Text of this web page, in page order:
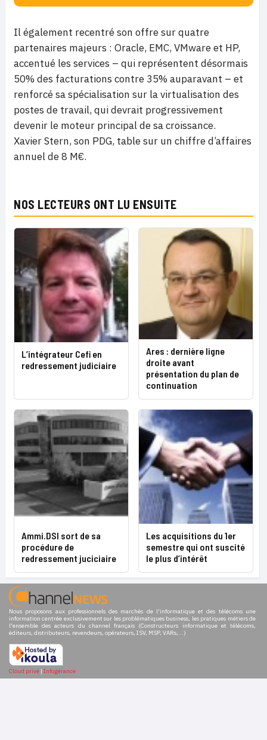
Il également recentré son offre sur quatre
partenaires majeurs : Oracle, EMC, VMware et HP,
accentué les services – qui représentent désormais
50% des facturations contre 35% auparavant – et
renforcé sa spécialisation sur la virtualisation des
postes de travail, qui devrait progressivement
devenir le moteur principal de sa croissance.
Xavier Stern, son PDG, table sur un chiffre d’affaires
annuel de 8 M€.
NOS LECTEURS ONT LU ENSUITE
L’intégrateur Cefi en
redressement judiciaire
Ares : dernière ligne
droite avant
présentation du plan de
continuation
Ammi.DSI sort de sa
procédure de
redressement juciciaire
Les acquisitions du 1er
semestre qui ont suscité
le plus d’intérêt
Nous proposons aux professionnels des marchés de l'informatique et des télécoms une
information centrée exclusivement sur les problématiques business, les pratiques métiers de
l'ensemble des acteurs du channel français (Constructeurs informatique et télécoms,
éditeurs, distributeurs, revendeurs, opérateurs, ISV, MSP, VARs,...)
Cloud privé | Infogérance